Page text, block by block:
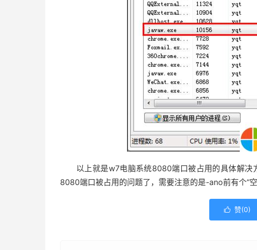
以上就是w7电脑系统8080端口被占用的具体解决
8080端口被占用的问题了，需要注意的是-ano前有个“空
 赞(0)